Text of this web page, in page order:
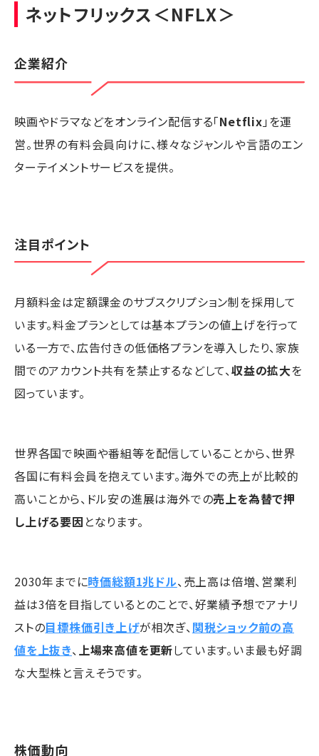
ネットフリックス＜NFLX＞
企業紹介
映画やドラマなどをオンライン配信する「Netflix 」を運
営。世界の有料会員向けに、様々なジャンルや言語のエン
ターテイメントサービスを提供。
注目ポイント
月額料金は定額課金のサブスクリプション制を採用して
います。料金プランとしては基本プランの値上げを行って
いる一方で、広告付きの低価格プランを導入したり、家族
間でのアカウント共有を禁止するなどして、収益の拡大を
図っています。
世界各国で映画や番組等を配信していることから、世界
各国に有料会員を抱えています。海外での売上が比較的
高いことから、ドル安の進展は海外での売上を為替で押
し上げる要因 となります。
2030年までに時価総額1兆ドル、売上高は倍増、営業利
益は3倍を目指しているとのことで、好業績予想でアナリ
ストの目標株価引き上げが相次ぎ、関税ショック前の高
値を上抜き、上場来高値を更新しています。いま最も好調
な大型株と言えそうです。
株価動向